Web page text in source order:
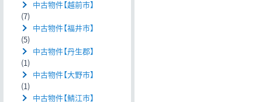
中古物件【越前市】
(7)
中古物件【福井市】
(5)
中古物件【丹生郡】
(1)
中古物件【大野市】
(1)
中古物件【鯖江市】